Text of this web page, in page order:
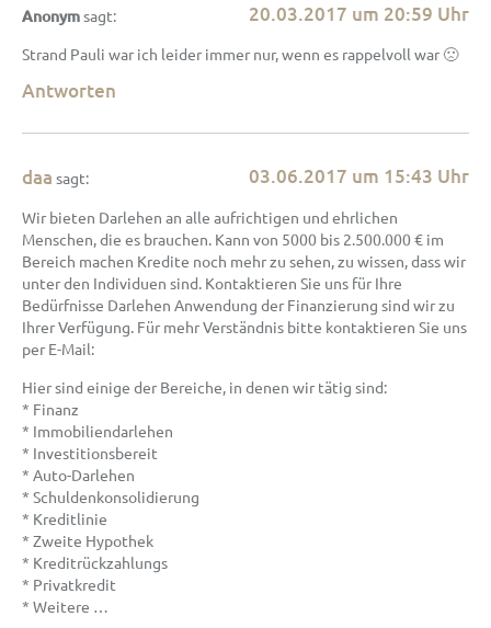
Anonymsagt: 20.03.2017 um 20:59 Uhr
Strand Pauli war ich leider immer nur, wenn es rappelvoll war 🙁
Antworten
daa sagt: 03.06.2017 um 15:43 Uhr
Wir bieten Darlehen an alle aufrichtigen und ehrlichen
Menschen, die es brauchen. Kann von 5000 bis 2.500.000 € im
Bereich machen Kredite noch mehr zu sehen, zu wissen, dass wir
unter den Individuen sind. Kontaktieren Sie uns für Ihre
Bedürfnisse Darlehen Anwendung der Finanzierung sind wir zu
Ihrer Verfügung. Für mehr Verständnis bitte kontaktieren Sie uns
per E-Mail:
Hier sind einige der Bereiche, in denen wir tätig sind:
* Finanz
* Immobiliendarlehen
* Investitionsbereit
* Auto-Darlehen
* Schuldenkonsolidierung
* Kreditlinie
* Zweite Hypothek
* Kreditrückzahlungs
* Privatkredit
* Weitere …